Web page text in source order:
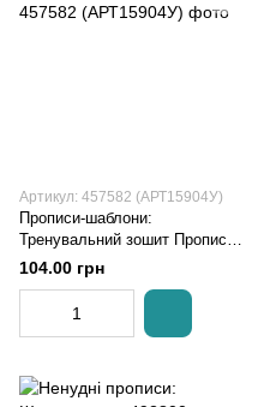
Артикул: 457582 (АРТ15904У)
Прописи-шаблони:
Тренувальний зошит Прописи 1
клас 2 частина
104.00 грн